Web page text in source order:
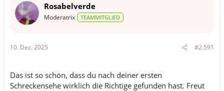
e
n
Rosabelverde
Moderatrix TEAMMITGLIED
10. Dez. 2025 #2.591
Das ist so schön, dass du nach deiner ersten
Schreckensehe wirklich die Richtige gefunden hast. Freut